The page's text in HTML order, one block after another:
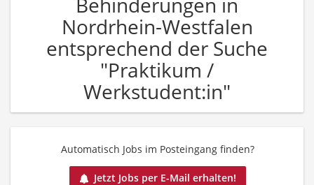
Nordrhein-Westfalen
entsprechend der Suche
"Praktikum /
Werkstudent:in"
Automatisch Jobs im Posteingang finden?
Jetzt Jobs per E-Mail erhalten!